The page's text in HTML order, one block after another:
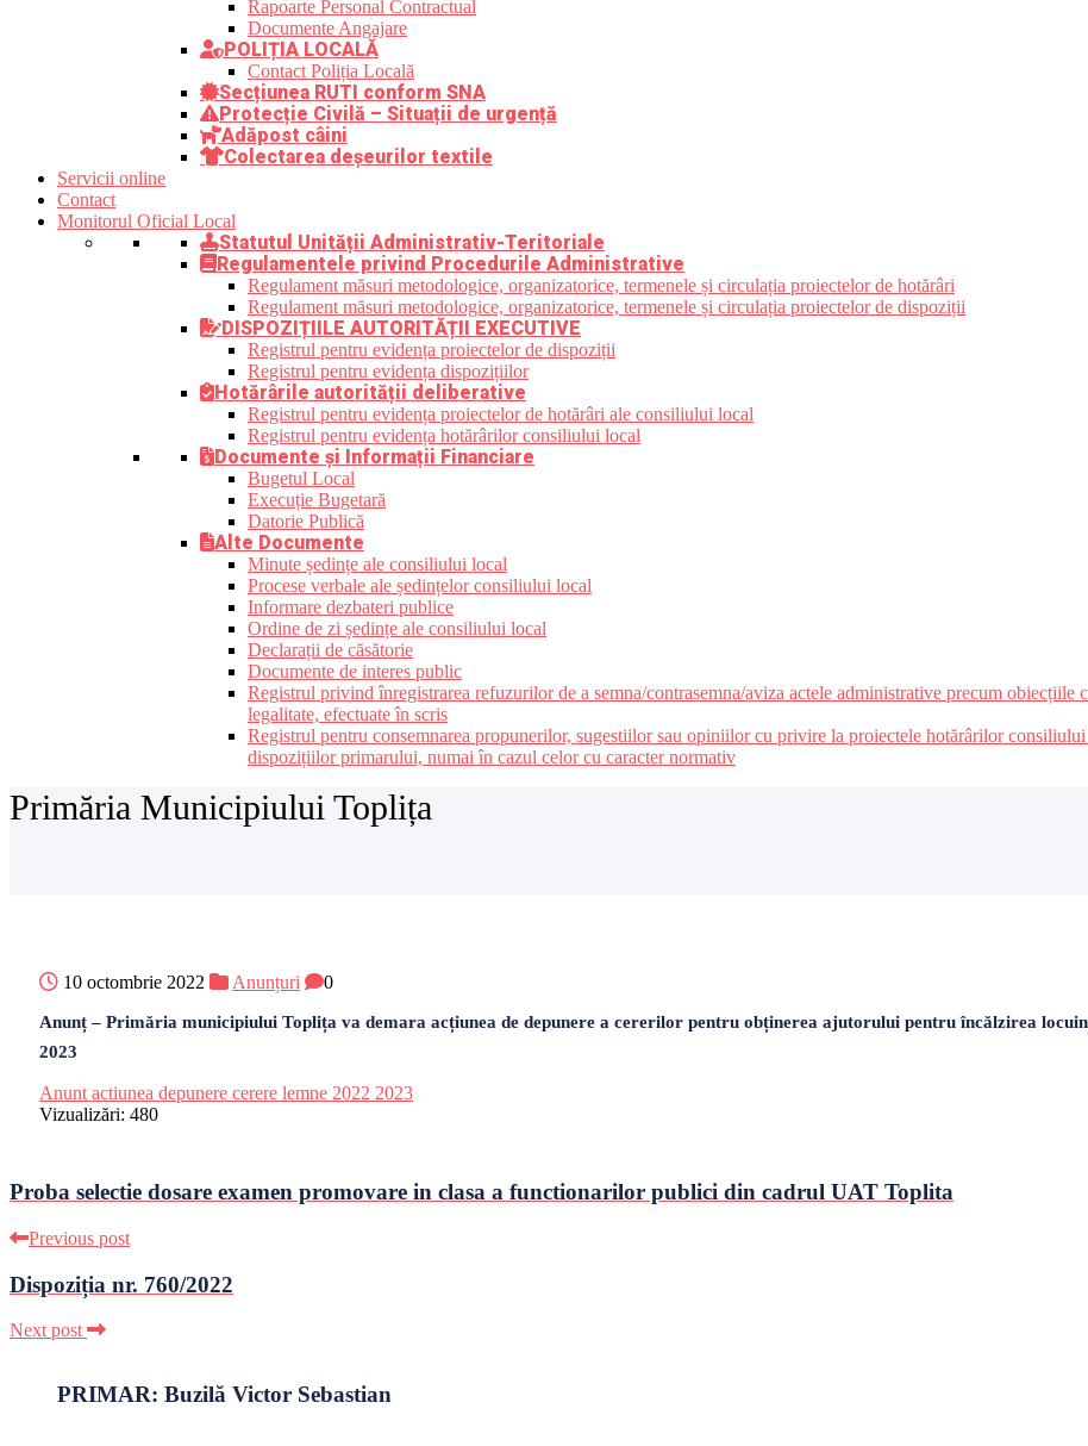
Rapoarte Personal Contractual
Documente Angajare
POLIȚIA LOCALĂ
Contact Poliția Locală
Secțiunea RUTI conform SNA
Protecție Civilă – Situații de urgență
Adăpost câini
Colectarea deșeurilor textile
Servicii online
Contact
Monitorul Oficial Local
Statutul Unității Administrativ-Teritoriale
Regulamentele privind Procedurile Administrative
Regulament măsuri metodologice, organizatorice, termenele și circulația proiectelor de hotărâri
Regulament măsuri metodologice, organizatorice, termenele și circulația proiectelor de dispoziții
DISPOZIȚIILE AUTORITĂȚII EXECUTIVE
Registrul pentru evidența proiectelor de dispoziții
Registrul pentru evidența dispozițiilor
Hotărârile autorității deliberative
Registrul pentru evidența proiectelor de hotărâri ale consiliului local
Registrul pentru evidența hotărârilor consiliului local
Documente și Informații Financiare
Bugetul Local
Execuție Bugetară
Datorie Publică
Alte Documente
Minute ședințe ale consiliului local
Procese verbale ale ședințelor consiliului local
Informare dezbateri publice
Ordine de zi ședințe ale consiliului local
Declarații de căsătorie
Documente de interes public
Registrul privind înregistrarea refuzurilor de a semna/contrasemna/aviza actele administrative precum obiecțiile
legalitate, efectuate în scris
Registrul pentru consemnarea propunerilor, sugestiilor sau opiniilor cu privire la proiectele hotărârilor
dispozițiilor primarului, numai în cazul celor cu caracter normativ
Primăria Municipiului Toplița
10 octombrie 2022 Anunțuri 0
Anunț – Primăria municipiului Toplița va demara acțiunea de depunere a cererilor pentru obținerea ajutorului pentru încălzirea
2023
Anunt actiunea depunere cerere lemne 2022 2023
Vizualizări: 480
Proba selectie dosare examen promovare in clasa a functionarilor publici din cadrul UAT Toplita
Previous post
Dispoziția nr. 760/2022
Next post
PRIMAR: Buzilă Victor Sebastian